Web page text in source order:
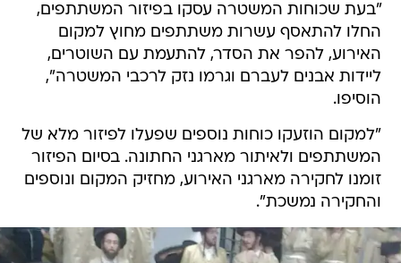
"בעת שכוחות המשטרה עסקו בפיזור המשתתפים,
החלו להתאסף עשרות משתתפים מחוץ למקום
האירוע, להפר את הסדר, להתעמת עם השוטרים,
ליידות אבנים לעברם וגרמו נזק לרכבי המשטרה",
הוסיפו.
"למקום הוזעקו כוחות נוספים שפעלו לפיזור מלא של
המשתתפים ולאיתור מארגני החתונה. בסיום הפיזור
זומנו לחקירה מארגני האירוע, מחזיק המקום ונוספים
והחקירה נמשכת".